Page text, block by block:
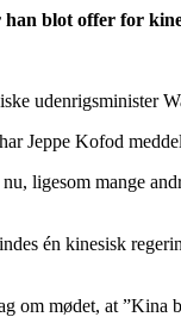
blot offer for
udenrigsminister
Jeppe Kofod
ligesom mange
én kinesisk
om mødet, at